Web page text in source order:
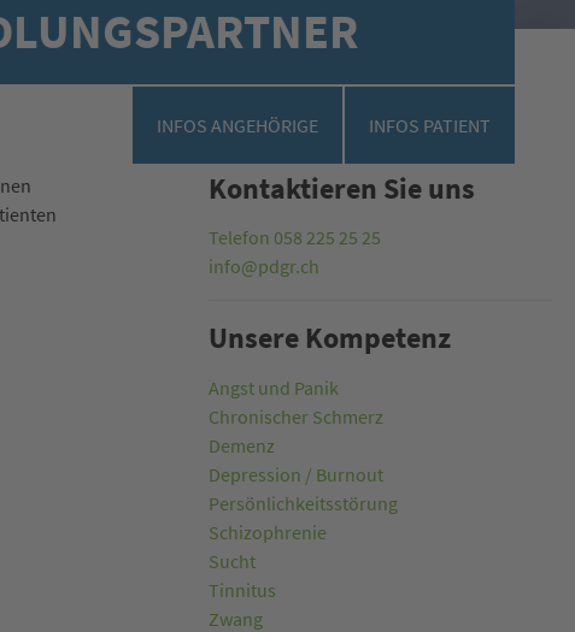
INFOS ANGEHÖRIGE INFOS PATIENT
Kontaktieren Sie uns
Telefon 058 225 25 25
info@pdgr.ch
Unsere Kompetenz
Angst und Panik
Chronischer Schmerz
Demenz
Depression / Burnout
Persönlichkeitsstörung
Schizophrenie
Sucht
Tinnitus
Zwang